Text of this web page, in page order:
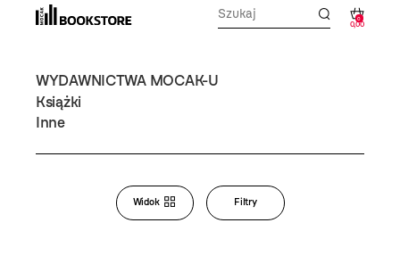
0
0,00
WYDAWNICTWA MOCAK-U
Książki
Inne
Bookstore
Zmiana
Widok Filtry